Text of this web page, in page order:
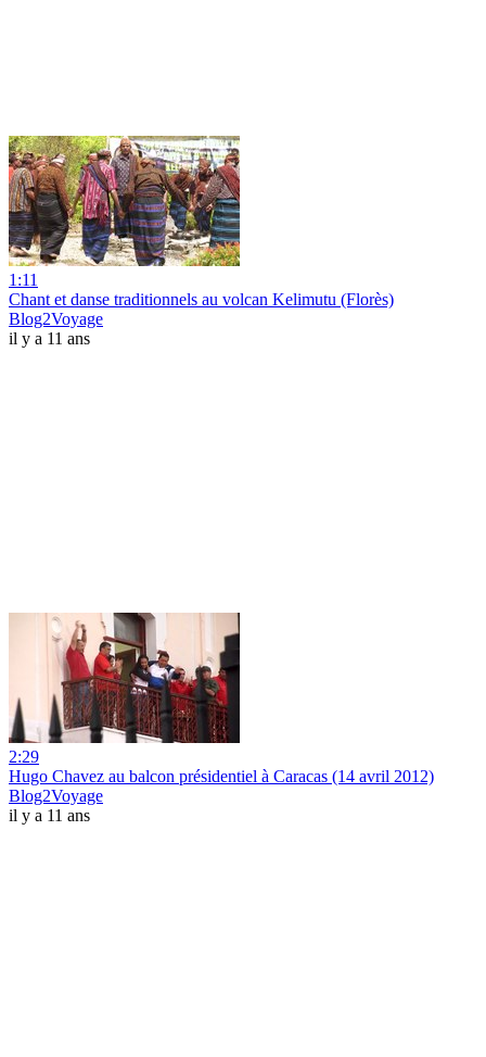
1:11
Chant et danse traditionnels au volcan Kelimutu (Florès)
Blog2Voyage
il y a 11 ans
2:29
Hugo Chavez au balcon présidentiel à Caracas (14 avril 2012)
Blog2Voyage
il y a 11 ans